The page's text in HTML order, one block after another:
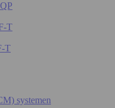
T
T
systemen